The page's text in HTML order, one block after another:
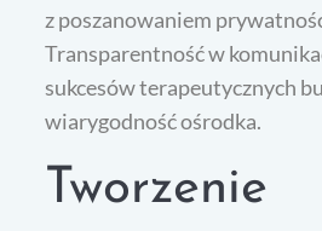
z poszanowaniem
Transparentność w
sukcesów terapeutycznych
wiarygodność ośrodka.
Tworzenie